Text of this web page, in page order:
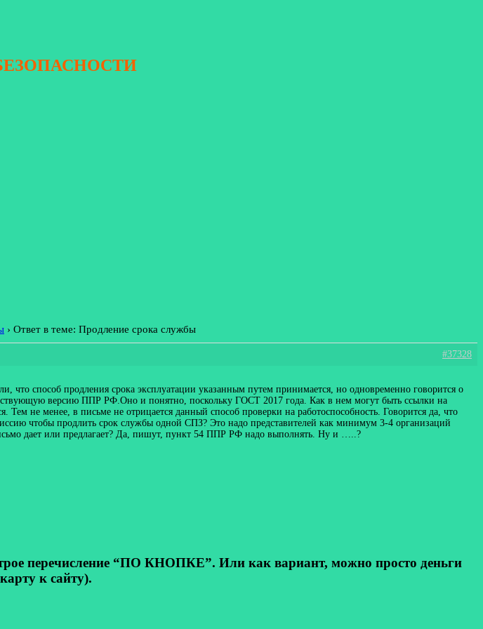
› Ответ в теме: Продление срока службы
#37328
что способ продления срока эксплуатации указанным путем принимается, но одновременно говорится о
версию ППР РФ.Оно и понятно, поскольку ГОСТ 2017 года. Как в нем могут быть ссылки на
не менее, в письме не отрицается данный способ проверки на работоспособность. Говорится да, что
чтобы продлить срок службы одной СПЗ? Это надо представителей как минимум 3-4 организаций
дает или предлагает? Да, пишут, пункт 54 ППР РФ надо выполнять. Ну и …..?
перечисление “ПО КНОПКЕ”. Или как вариант, можно просто деньги
к сайту).